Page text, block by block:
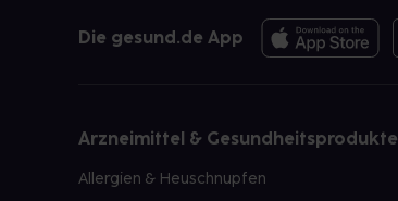
Die gesund.de App
Arzneimittel & Gesundheitsprodukte
Allergien & Heuschnupfen